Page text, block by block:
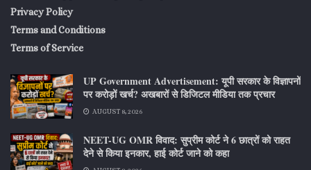
Privacy Policy
Terms and Conditions
Terms of Service
UP Government Advertisement: यूपी सरकार के विज्ञापनों
पर करोड़ों खर्च? अखबारों से डिजिटल मीडिया तक प्रचार
AUGUST 8, 2026
NEET-UG OMR विवाद: सुप्रीम कोर्ट ने 6 छात्रों को राहत
देने से किया इनकार, हाई कोर्ट जाने को कहा